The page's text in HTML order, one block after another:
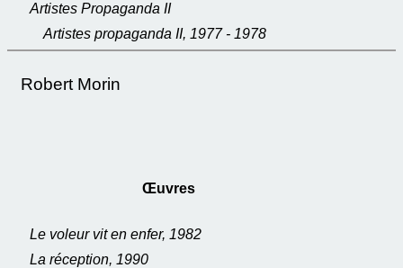
Artistes Propaganda II
Artistes propaganda II, 1977 - 1978
Robert Morin
Œuvres
Le voleur vit en enfer, 1982
La réception, 1990